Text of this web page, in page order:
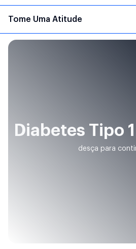
Tome Uma Atitude
Diabetes Tipo
desça para